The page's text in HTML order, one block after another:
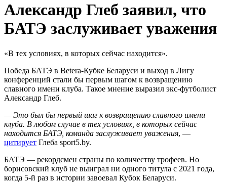
Александр Глеб заявил, что
БАТЭ заслуживает уважения
«В тех условиях, в которых сейчас находится».
Победа БАТЭ в Betera-Кубке Беларуси и выход в Лигу
конференций стали бы первым шагом к возвращению
славного имени клуба. Такое мнение выразил экс-футболист
Александр Глеб.
— Это был бы первый шаг к возвращению славного имени
клуба. В любом случае в тех условиях, в которых сейчас
находится БАТЭ, команда заслуживает уважения, —
цитирует Глеба sport5.by.
БАТЭ — рекордсмен страны по количеству трофеев. Но
борисовский клуб не выиграл ни одного титула с 2021 года,
когда 5-й раз в истории завоевал Кубок Беларуси.